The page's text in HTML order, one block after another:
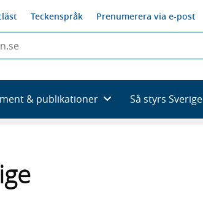
Teckenspråk Prenumerera via e-post
& publikationer Så styrs Sverige